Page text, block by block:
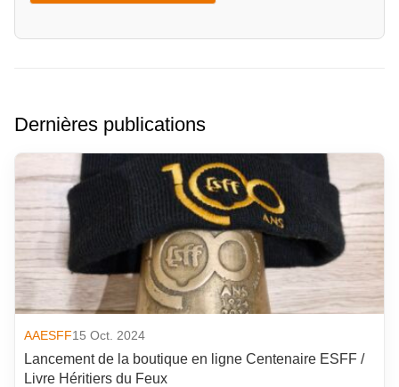
Dernières publications
AAESFF15 Oct. 2024
Lancement de la boutique en ligne Centenaire ESFF /
Livre Héritiers du Feux